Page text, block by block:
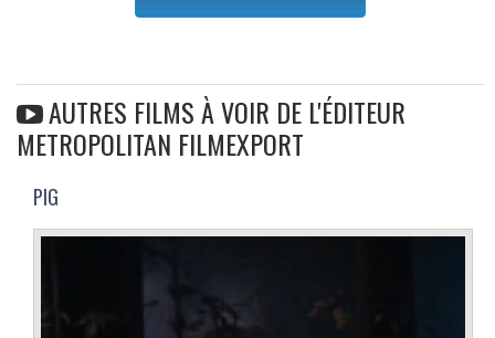
AUTRES FILMS À VOIR DE L'ÉDITEUR
METROPOLITAN FILMEXPORT
PIG